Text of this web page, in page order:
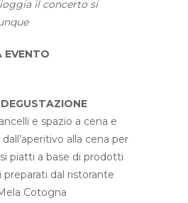
il concerto si
EVENTO
e spazio a cena e
dall’aperitivo alla cena per
piatti a base di prodotti
dal ristorante
Cotogna